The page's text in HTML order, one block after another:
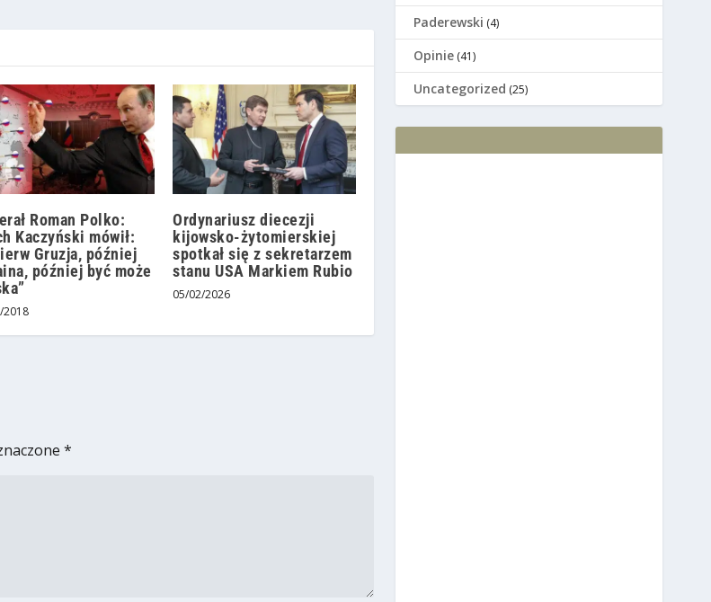
Roman Polko:
Kaczyński mówił:
Gruzja, później
później być może
2018
Ordynariusz diecezji
kijowsko-żytomierskiej
spotkał się z sekretarzem
stanu USA Markiem Rubio
05/02/2026
*
Paderewski (4)
Opinie (41)
Uncategorized (25)